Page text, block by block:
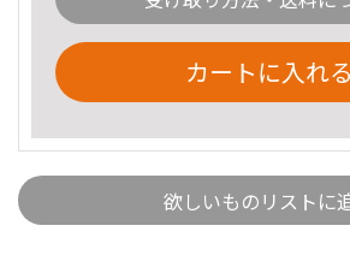
カートに入れる
欲しいものリストに